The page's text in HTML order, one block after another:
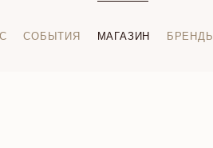
СОБЫТИЯ МАГАЗИН